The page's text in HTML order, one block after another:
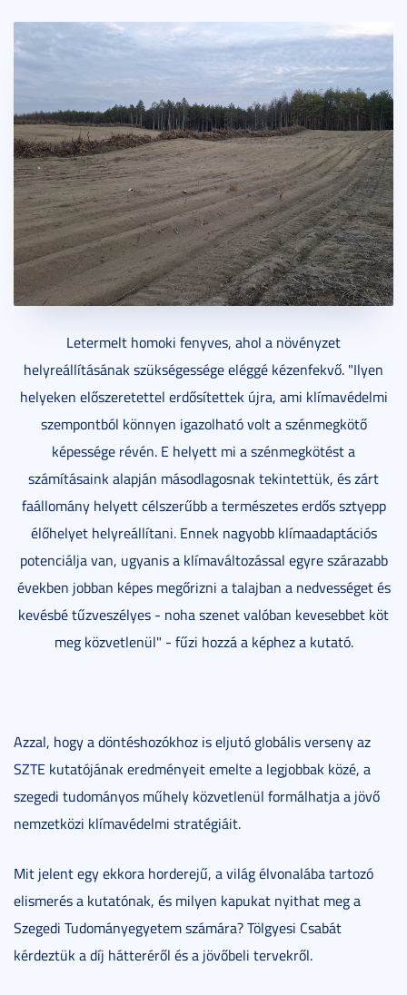
Letermelt homoki fenyves, ahol a növényzet
helyreállításának szükségessége eléggé kézenfekvő. "Ilyen
helyeken előszeretettel erdősítettek újra, ami klímavédelmi
szempontból könnyen igazolható volt a szénmegkötő
képessége révén. E helyett mi a szénmegkötést a
számításaink alapján másodlagosnak tekintettük, és zárt
faállomány helyett célszerűbb a természetes erdős sztyepp
élőhelyet helyreállítani. Ennek nagyobb klímaadaptációs
potenciálja van, ugyanis a klímaváltozással egyre szárazabb
években jobban képes megőrizni a talajban a nedvességet és
kevésbé tűzveszélyes - noha szenet valóban kevesebbet köt
meg közvetlenül" - fűzi hozzá a képhez a kutató.
Azzal, hogy a döntéshozókhoz is eljutó globális verseny az
SZTE kutatójának eredményeit emelte a legjobbak közé, a
szegedi tudományos műhely közvetlenül formálhatja a jövő
nemzetközi klímavédelmi stratégiáit.
Mit jelent egy ekkora horderejű, a világ élvonalába tartozó
elismerés a kutatónak, és milyen kapukat nyithat meg a
Szegedi Tudományegyetem számára? Tölgyesi Csabát
kérdeztük a díj hátteréről és a jövőbeli tervekről.